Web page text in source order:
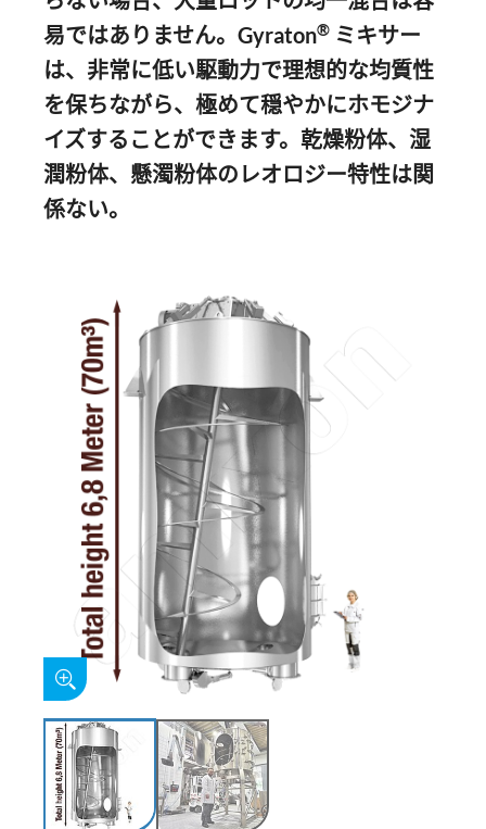
易ではありません。 Gyraton® ミキサー
は、非常に低い駆動力で理想的な均質性
を保ちながら、極めて穏やかにホモジナ
イズすることができます。乾燥粉体、湿
潤粉体、懸濁粉体のレオロジー特性は関
係ない。